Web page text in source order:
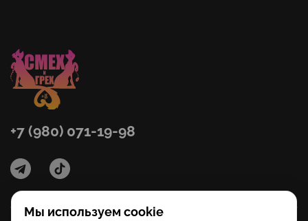
+7 (980) 071-19-98
Мы используем cookie